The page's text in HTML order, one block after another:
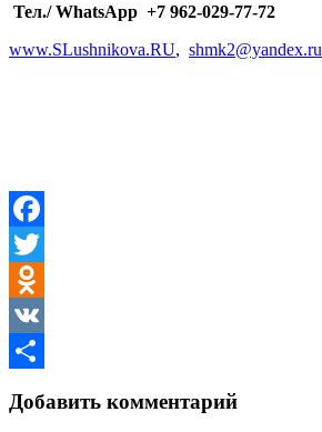
Тел./ WhatsApp +7 962-029-77-72
www.SLushnikova.RU, shmk2@yandex.ru
Facebook
Twitter
Odnoklassniki
VK
Добавить комментарий